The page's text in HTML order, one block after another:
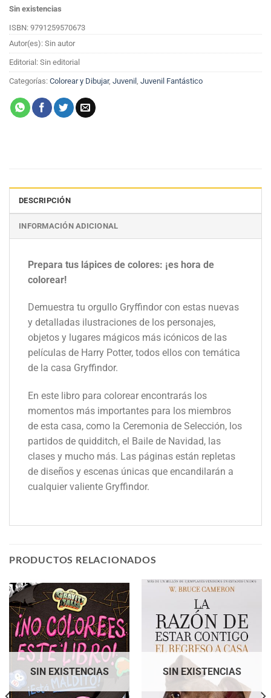
Sin existencias
ISBN: 9791259570673
Autor(es): Sin autor
Editorial: Sin editorial
Categorías: Colorear y Dibujar, Juvenil Juvenil Fantástico
DESCRIPCIÓN
INFORMACIÓN ADICIONAL
Prepara tus lápices de colores: ¡es hora de
colorear!
Demuestra tu orgullo Gryffindor con estas nuevas
y detalladas ilustraciones de los personajes,
objetos y lugares mágicos más icónicos de las
películas de Harry Potter, todos ellos con temática
de la casa Gryffindor.
En este libro para colorear encontrarás los
momentos más importantes para los miembros
de esta casa, como la Ceremonia de Selección, los
partidos de quidditch, el Baile de Navidad, las
clases y mucho más. Las páginas están repletas
de diseños y escenas únicas que encandilarán a
cualquier valiente Gryffindor.
PRODUCTOS RELACIONADOS
SIN EXISTENCIAS SIN EXISTENCIAS